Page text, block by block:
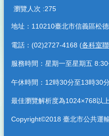
瀏覽人次
275
地址：110210臺北市信義區松
電話：(02)2727-4168 (各科室
服務時間：星期一至星期五
午休時間：12時30分至13時30
最佳瀏覽解析度為1024×768以上
Copyright©2018 臺北市公共運